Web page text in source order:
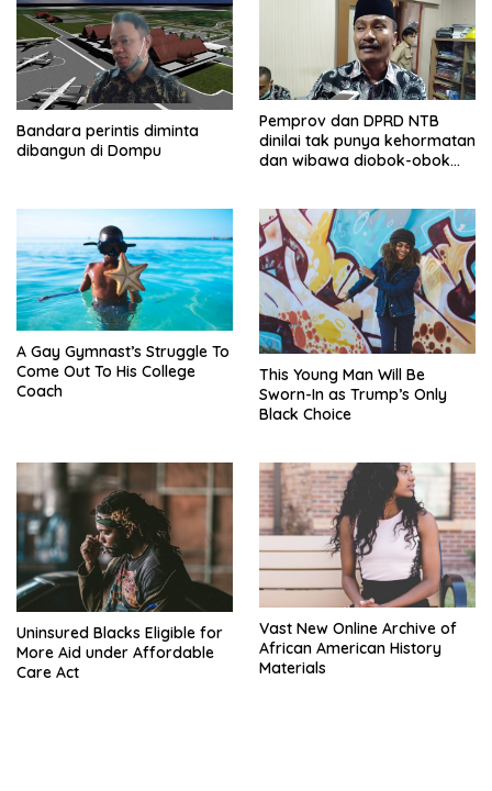
Bandara perintis diminta
dibangun di Dompu
Pemprov dan DPRD NTB
dinilai tak punya kehormatan
dan wibawa diobok-obok
A Gay Gymnast’s Struggle To
Come Out To His College
Coach
This Young Man Will Be
Sworn-In as Trump’s Only
Black Choice
Uninsured Blacks Eligible for
More Aid under Affordable
Care Act
Vast New Online Archive of
African American History
Materials